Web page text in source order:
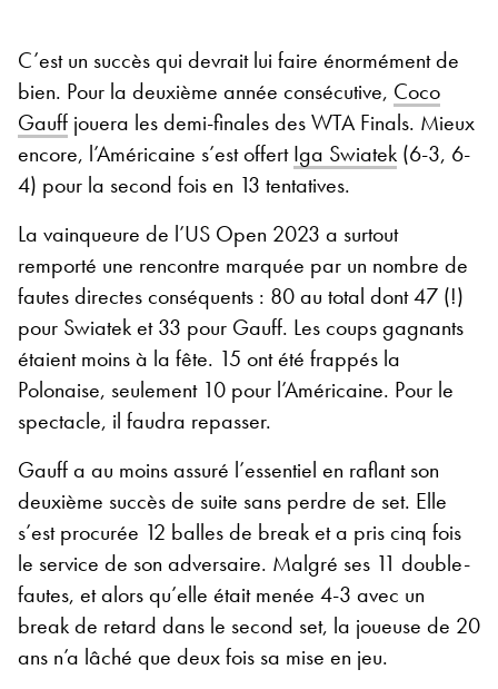
C’est un succès qui devrait lui faire énormément de
bien. Pour la deuxième année consécutive, Coco
Gauff jouera les demi-finales des WTA Finals. Mieux
encore, l’Américaine s’est offertIga Swiatek (6-3, 6-
4) pour la second fois en 13 tentatives.
La vainqueure de l’US Open 2023 a surtout
remporté une rencontre marquée par un nombre de
fautes directes conséquents : 80 au total dont 47 (!)
pour Swiatek et 33 pour Gauff. Les coups gagnants
étaient moins à la fête. 15 ont été frappés la
Polonaise, seulement 10 pour l’Américaine. Pour le
spectacle, il faudra repasser.
Gauff a au moins assuré l’essentiel en raflant son
deuxième succès de suite sans perdre de set. Elle
s’est procurée 12 balles de break et a pris cinq fois
le service de son adversaire. Malgré ses 11 double-
fautes, et alors qu’elle était menée 4-3 avec un
break de retard dans le second set, la joueuse de 20
ans n’a lâché que deux fois sa mise en jeu.